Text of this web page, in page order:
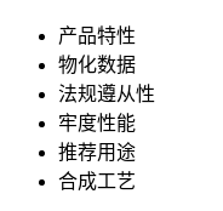
产品特性
物化数据
法规遵从性
牢度性能
推荐用途
合成工艺